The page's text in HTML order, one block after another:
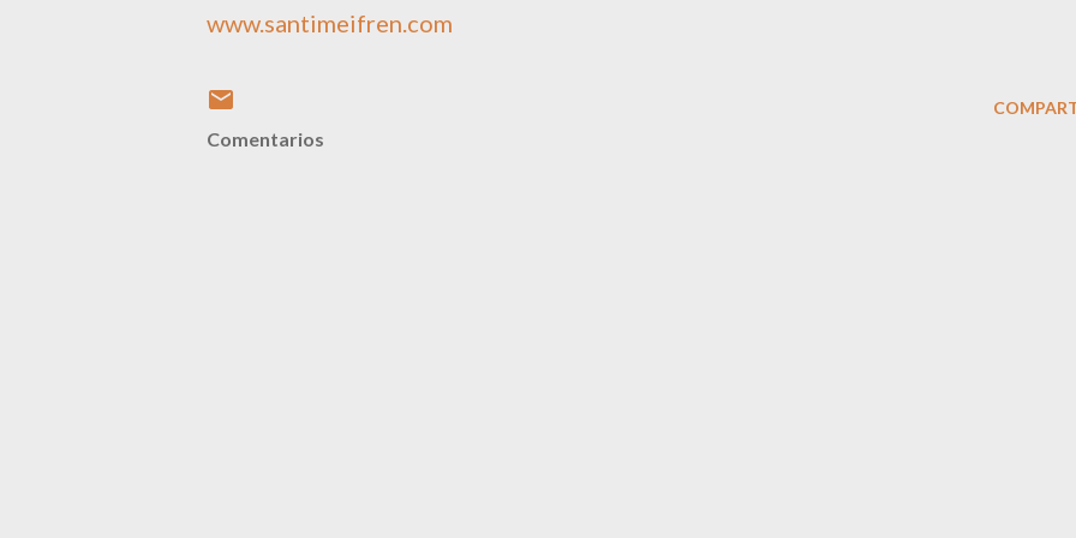
www.santimeifren.com
Comentarios